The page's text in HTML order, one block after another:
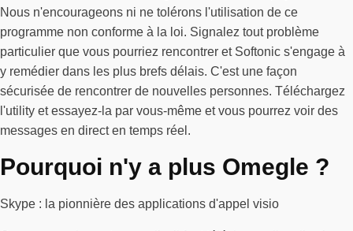
Nous n'encourageons ni ne tolérons l'utilisation de ce
programme non conforme à la loi. Signalez tout problème
particulier que vous pourriez rencontrer et Softonic s'engage à
y remédier dans les plus brefs délais. C'est une façon
sécurisée de rencontrer de nouvelles personnes. Téléchargez
l'utility et essayez-la par vous-même et vous pourrez voir des
messages en direct en temps réel.
Pourquoi n'y a plus Omegle ?
Skype : la pionnière des applications d'appel visio